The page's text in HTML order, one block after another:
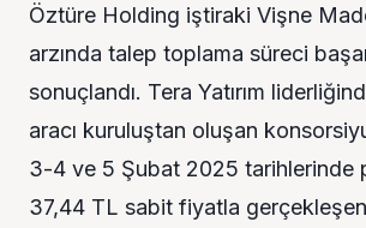
Öztüre Holding iştiraki Vişne
arzında talep toplama süreci
sonuçlandı. Tera Yatırım
aracı kuruluştan oluşan
3-4 ve 5 Şubat 2025 tarihlerinde
37,44 TL sabit fiyatla gerçekleşen